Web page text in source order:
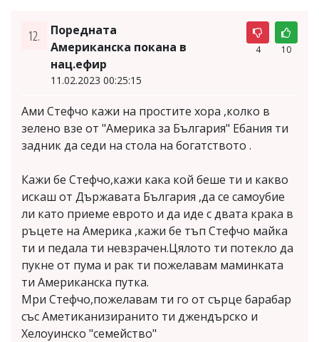
12.
Поредната
Американска покана в
нац.ефир
11.02.2023 00:25:15
4 10
Ами Стефчо кажи на простите хора ,колко в
зелено взе от "Америка за България" Ебания ти
задник да седи на стола на богатството .
Кажи бе Стефчо,кажи кака кой беше ти и какво
искаш от Държавата България ,да се самоубие
ли като приеме еврото и да иде с двата крака в
ръцете на Америка ,кажи бе тъп Стефчо майка
ти и педала ти невзрачен.Цялото ти потекло да
пукне от пума и рак ти пожелавам маминката
ти Американска путка.
Мри Стефчо,пожелавам ти го от сърце барабар
със Аметиканизиранито ти джендърско и
Хелоуинско "семейство"